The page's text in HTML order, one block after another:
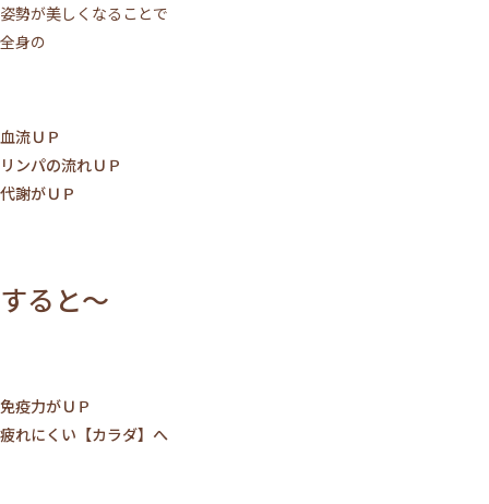
姿勢が美しくなることで
全身の
血流ＵＰ
リンパの流れＵＰ
代謝がＵＰ
すると～
免疫力がＵＰ
疲れにくい【カラダ】へ